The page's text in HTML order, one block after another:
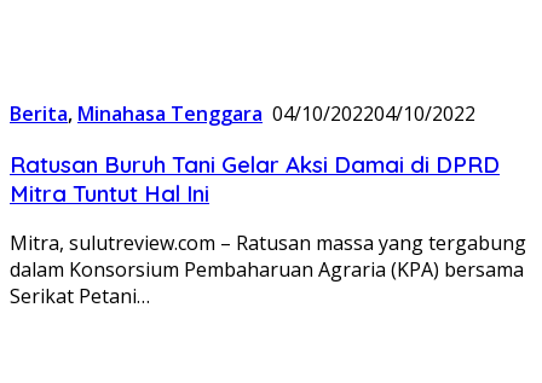
Berita, Minahasa Tenggara 04/10/202204/10/2022
Ratusan Buruh Tani Gelar Aksi Damai di DPRD
Mitra Tuntut Hal Ini
Mitra, sulutreview.com – Ratusan massa yang tergabung
dalam Konsorsium Pembaharuan Agraria (KPA) bersama
Serikat Petani…